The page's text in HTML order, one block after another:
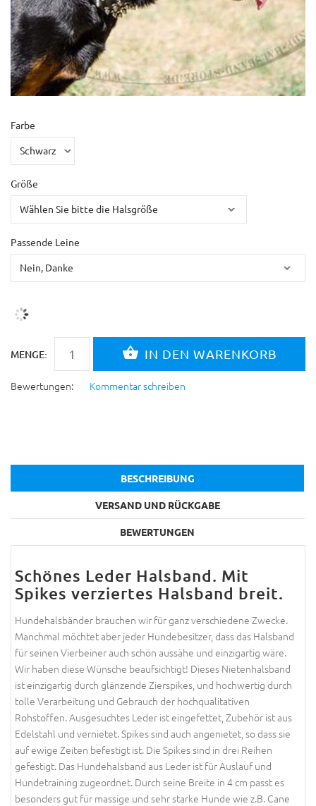
Farbe
Größe
Passende Leine
MENGE:
Bewertungen: Kommentar schreiben
BESCHREIBUNG
VERSAND UND RÜCKGABE
BEWERTUNGEN
Schönes Leder Halsband. Mit
Spikes verziertes Halsband breit.
Hundehalsbänder brauchen wir für ganz verschiedene Zwecke.
Manchmal möchtet aber jeder Hundebesitzer, dass das Halsband
für seinen Vierbeiner auch schön aussähe und einzigartig wäre.
Wir haben diese Wünsche beaufsichtigt! Dieses Nietenhalsband
ist einzigartig durch glänzende Zierspikes, und hochwertig durch
tolle Verarbeitung und Gebrauch der hochqualitativen
Rohstoffen. Ausgesuchtes Leder ist eingefettet, Zubehör ist aus
Edelstahl und vernietet. Spikes sind auch angenietet, so dass sie
auf ewige Zeiten befestigt ist. Die Spikes sind in drei Reihen
gefestigt. Das Hundehalsband aus Leder ist für Auslauf und
Hundetraining zugeordnet. Durch seine Breite in 4 cm passt es
besonders gut für massige und sehr starke Hunde wie z.B. Cane